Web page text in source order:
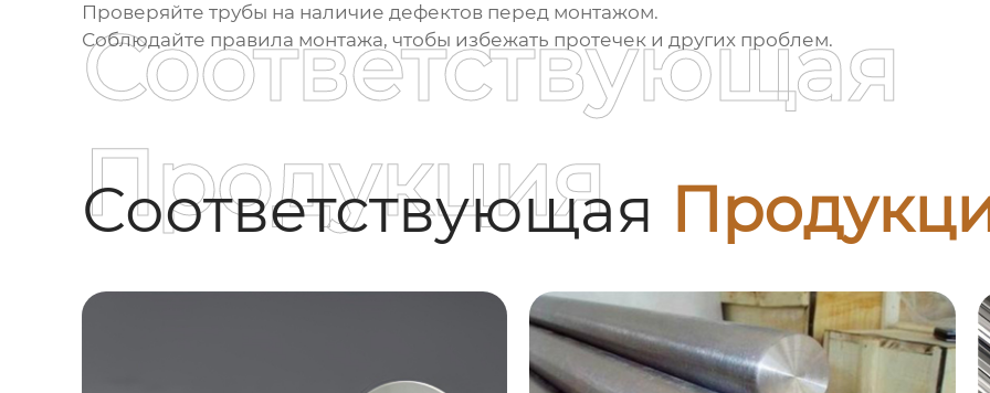
Проверяйте трубы на наличие дефектов перед монтажом.
Соблюдайте правила монтажа, чтобы избежать протечек и других проблем.
Соответствующая
Соответствующая
Продукция